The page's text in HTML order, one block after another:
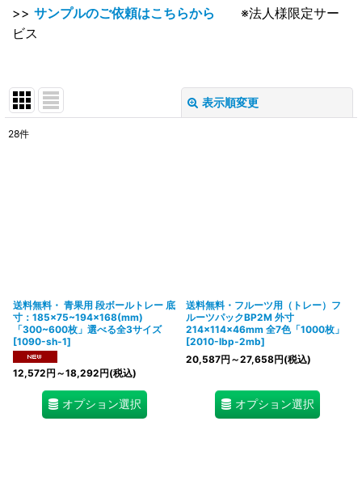
>> サンプルのご依頼はこちらから ※法人様限定サー
ビス
表示順変更
28件
送料無料・ 青果用 段ボールトレー 底
寸：185×75~194×168(mm)
「300~600枚」選べる全3サイズ
[1090-sh-1]
12,572円 ～18,292円(税込)
オプション選択
送料無料・フルーツ用（トレー）フ
ルーツパックBP2M 外寸
214×114×46mm 全7色「1000枚」
[2010-lbp-2mb]
20,587円 ～27,658円(税込)
オプション選択